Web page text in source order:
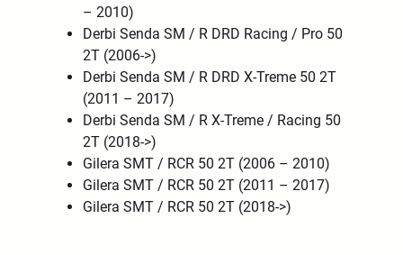
– 2010)
Derbi Senda SM / R DRD Racing / Pro 50
2T (2006->)
Derbi Senda SM / R DRD X-Treme 50 2T
(2011 – 2017)
Derbi Senda SM / R X-Treme / Racing 50
2T (2018->)
Gilera SMT / RCR 50 2T (2006 – 2010)
Gilera SMT / RCR 50 2T (2011 – 2017)
Gilera SMT / RCR 50 2T (2018->)